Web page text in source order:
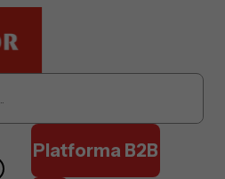
Platforma B2B